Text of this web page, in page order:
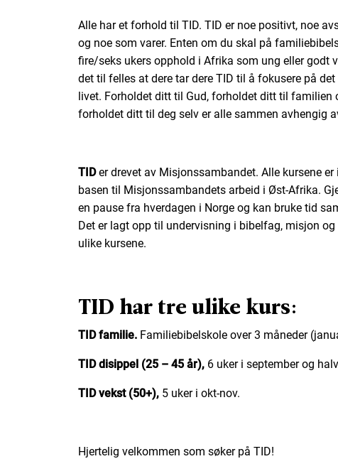
Alle har et forhold til TID. TID er noe positivt, noe
og noe som varer. Enten om du skal på
fire/seks ukers opphold i Afrika som ung eller godt
det til felles at dere tar dere TID til å fokusere på
livet. Forholdet ditt til Gud, forholdet ditt til familien
forholdet ditt til deg selv er alle sammen avhengig
TIDer drevet av Misjonssambandet. Alle kursene
basen til Misjonssambandets arbeid i Øst-Afrika.
en pause fra hverdagen i Norge og kan bruke tid
Det er lagt opp til undervisning i bibelfag, misjon
ulike kursene.
TID har tre ulike kurs:
TID familie.Familiebibelskole over 3 måneder
TID disippel (25 – 45 år),6 uker i september og
TID vekst (50+),5 uker i okt-nov.
Hjertelig velkommen som søker på TID!